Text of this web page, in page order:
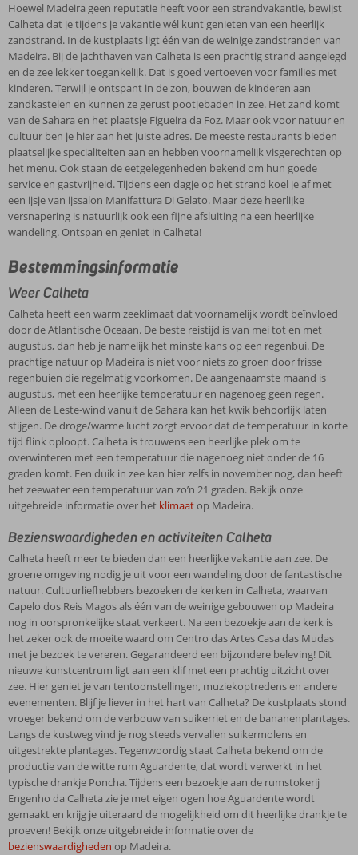
Hoewel Madeira geen reputatie heeft voor een strandvakantie, bewijst
Calheta dat je tijdens je vakantie wél kunt genieten van een heerlijk
zandstrand. In de kustplaats ligt één van de weinige zandstranden van
Madeira. Bij de jachthaven van Calheta is een prachtig strand aangelegd
en de zee lekker toegankelijk. Dat is goed vertoeven voor families met
kinderen. Terwijl je ontspant in de zon, bouwen de kinderen aan
zandkastelen en kunnen ze gerust pootjebaden in zee. Het zand komt
van de Sahara en het plaatsje Figueira da Foz. Maar ook voor natuur en
cultuur ben je hier aan het juiste adres. De meeste restaurants bieden
plaatselijke specialiteiten aan en hebben voornamelijk visgerechten op
het menu. Ook staan de eetgelegenheden bekend om hun goede
service en gastvrijheid. Tijdens een dagje op het strand koel je af met
een ijsje van ijssalon Manifattura Di Gelato. Maar deze heerlijke
versnapering is natuurlijk ook een fijne afsluiting na een heerlijke
wandeling. Ontspan en geniet in Calheta!
Bestemmingsinformatie
Weer Calheta
Calheta heeft een warm zeeklimaat dat voornamelijk wordt beïnvloed
door de Atlantische Oceaan. De beste reistijd is van mei tot en met
augustus, dan heb je namelijk het minste kans op een regenbui. De
prachtige natuur op Madeira is niet voor niets zo groen door frisse
regenbuien die regelmatig voorkomen. De aangenaamste maand is
augustus, met een heerlijke temperatuur en nagenoeg geen regen.
Alleen de Leste-wind vanuit de Sahara kan het kwik behoorlijk laten
stijgen. De droge/warme lucht zorgt ervoor dat de temperatuur in korte
tijd flink oploopt. Calheta is trouwens een heerlijke plek om te
overwinteren met een temperatuur die nagenoeg niet onder de 16
graden komt. Een duik in zee kan hier zelfs in november nog, dan heeft
het zeewater een temperatuur van zo’n 21 graden. Bekijk onze
uitgebreide informatie over het klimaatop Madeira.
Bezienswaardigheden en activiteiten Calheta
Calheta heeft meer te bieden dan een heerlijke vakantie aan zee. De
groene omgeving nodig je uit voor een wandeling door de fantastische
natuur. Cultuurliefhebbers bezoeken de kerken in Calheta, waarvan
Capelo dos Reis Magos als één van de weinige gebouwen op Madeira
nog in oorspronkelijke staat verkeert. Na een bezoekje aan de kerk is
het zeker ook de moeite waard om Centro das Artes Casa das Mudas
met je bezoek te vereren. Gegarandeerd een bijzondere beleving! Dit
nieuwe kunstcentrum ligt aan een klif met een prachtig uitzicht over
zee. Hier geniet je van tentoonstellingen, muziekoptredens en andere
evenementen. Blijf je liever in het hart van Calheta? De kustplaats stond
vroeger bekend om de verbouw van suikerriet en de bananenplantages.
Langs de kustweg vind je nog steeds vervallen suikermolens en
uitgestrekte plantages. Tegenwoordig staat Calheta bekend om de
productie van de witte rum Aguardente, dat wordt verwerkt in het
typische drankje Poncha. Tijdens een bezoekje aan de rumstokerij
Engenho da Calheta zie je met eigen ogen hoe Aguardente wordt
gemaakt en krijg je uiteraard de mogelijkheid om dit heerlijke drankje te
proeven! Bekijk onze uitgebreide informatie over de
bezienswaardigheden op Madeira.